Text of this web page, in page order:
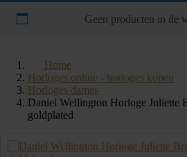
Geen producten in de
Home
Horloges online - horloges kopen
Horloges dames
Daniel Wellington Horloge Juliette
goldplated